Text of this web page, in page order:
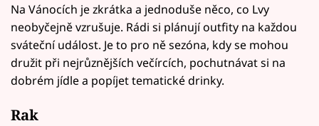
Na Vánocích je zkrátka a jednoduše něco, co Lvy
neobyčejně vzrušuje. Rádi si plánují outfity na každou
sváteční událost. Je to pro ně sezóna, kdy se mohou
družit při nejrůznějších večírcích, pochutnávat si na
dobrém jídle a popíjet tematické drinky.
Rak